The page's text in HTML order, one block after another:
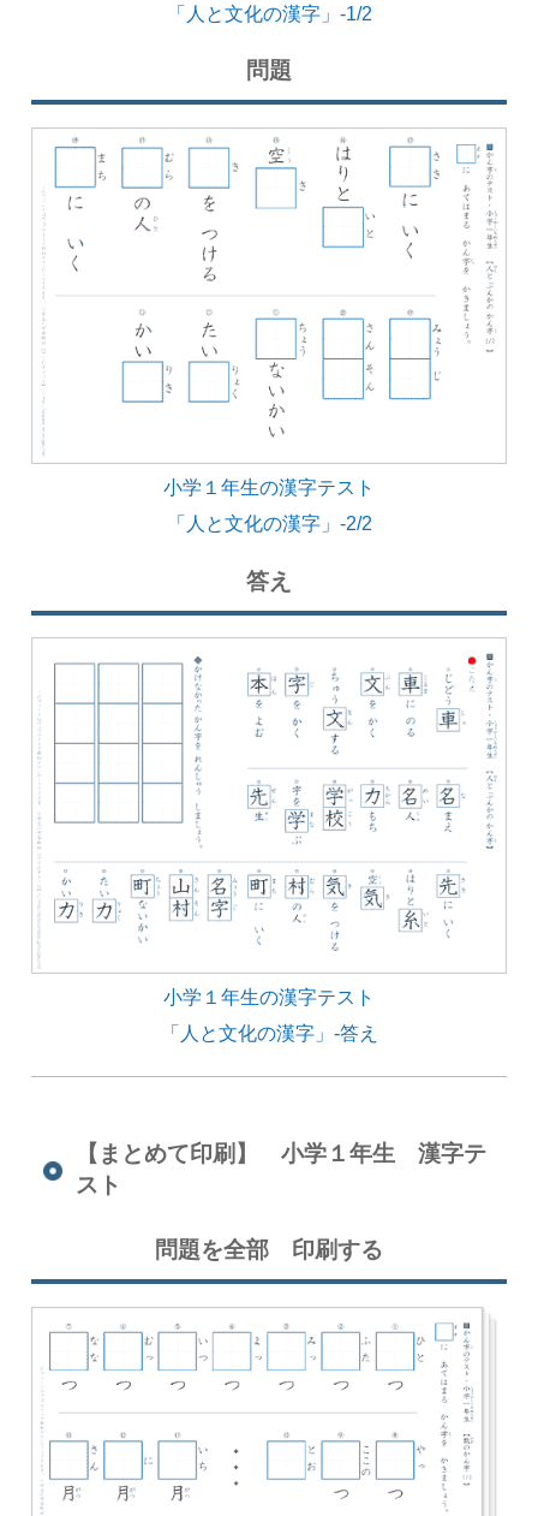
「人と文化の漢字」-1/2
問題
小学１年生の漢字テスト
「人と文化の漢字」-2/2
答え
小学１年生の漢字テスト
「人と文化の漢字」-答え
【まとめて印刷】 小学１年生 漢字テ
スト
問題を全部 印刷する